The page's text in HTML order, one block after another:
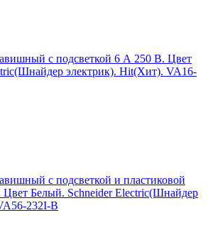
с подсветкой 6 А 250 В. Цвет
электрик). Hit(Хит). VA16-
с подсветкой и пластиковой
Белый. Schneider Electric(Шнайдер
232I-B